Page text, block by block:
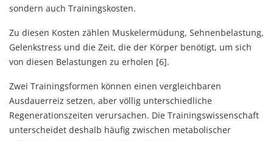
sondern auch Trainingskosten.
Zu diesen Kosten zählen Muskelermüdung, Sehnenbelastung,
Gelenkstress und die Zeit, die der Körper benötigt, um sich
von diesen Belastungen zu erholen [6].
Zwei Trainingsformen können einen vergleichbaren
Ausdauerreiz setzen, aber völlig unterschiedliche
Regenerationszeiten verursachen. Die Trainingswissenschaft
unterscheidet deshalb häufig zwischen metabolischer